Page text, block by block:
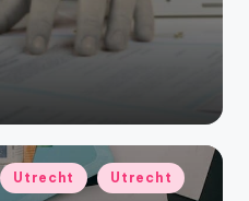
Utrecht Utrecht